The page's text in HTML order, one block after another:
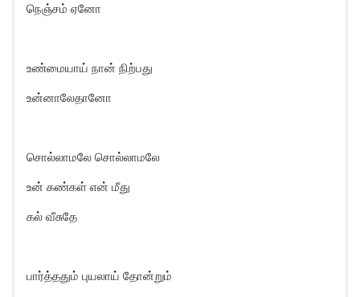
நெஞ்சம் ஏனோ
உண்மையாய் நான் நிற்பது
உன்னாலேதானோ
சொல்லாமலே சொல்லாமலே
உன் கண்கள் என் மீது
கல் வீசுதே
பார்த்ததும் புயலாய் தோன்றும்